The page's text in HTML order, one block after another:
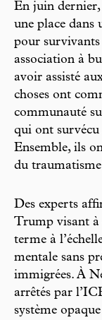
En juin
une place dans
pour survivants
association à
avoir assisté
choses ont
communauté
qui ont survécu
Ensemble, ils
du
Des experts
Trump visant
terme à
mentale sans
immigrées. À
arrêtés par
système